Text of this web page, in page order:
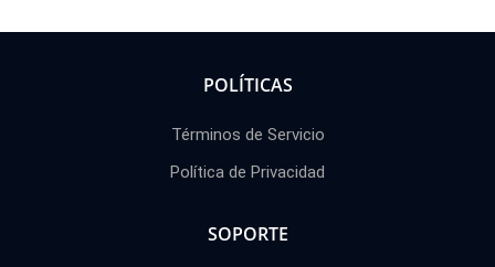
POLÍTICAS
Términos de Servicio
Política de Privacidad
SOPORTE